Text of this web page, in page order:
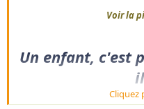
Voir la
Un enfant, c'est
Se comparant
Cliquez